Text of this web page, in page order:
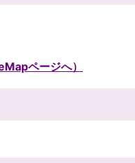
ページへ）